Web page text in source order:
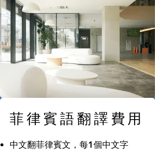
菲律賓語翻譯費用
中文翻菲律賓文，每1個中文字